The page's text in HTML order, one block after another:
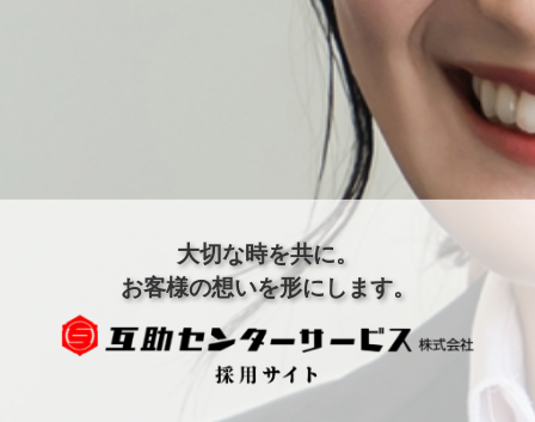
大切な時を共に。
お客様の想いを形にします。